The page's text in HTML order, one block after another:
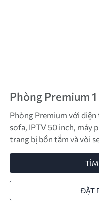
Phòng Premium
Phòng Premium với diện
sofa, IPTV 50 inch, máy
trang bị bồn tắm và vòi
TÌM
ĐẶT